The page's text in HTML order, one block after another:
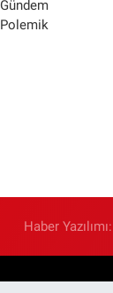
Gündem
Polemik
Haber